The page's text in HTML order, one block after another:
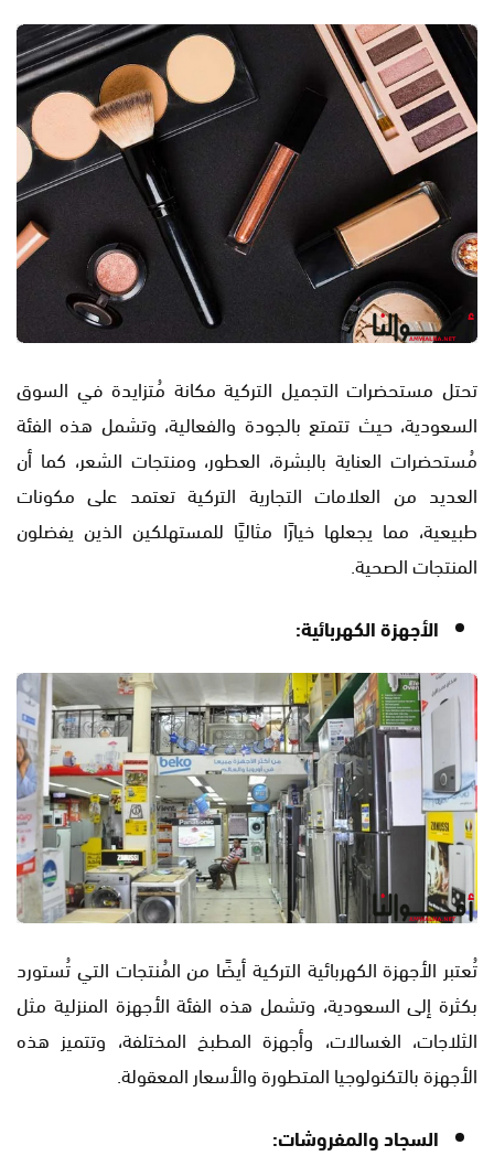
تحتل مستحضرات التجميل التركية مكانة مُتزايدة في السوق
السعودية، حيث تتمتع بالجودة والفعالية، وتشمل هذه الفئة
مُستحضرات العناية بالبشرة، العطور، ومنتجات الشعر، كما أن
العديد من العلامات التجارية التركية تعتمد على مكونات
طبيعية، مما يجعلها خيارًا مثاليًا للمستهلكين الذين يفضلون
المنتجات الصحية.
الأجهزة الكهربائية:
تُعتبر الأجهزة الكهربائية التركية أيضًا من المُنتجات التي تُستورد
بكثرة إلى السعودية، وتشمل هذه الفئة الأجهزة المنزلية مثل
الثلاجات، الغسالات، وأجهزة المطبخ المختلفة، وتتميز هذه
الأجهزة بالتكنولوجيا المتطورة والأسعار المعقولة.
السجاد والمفروشات: